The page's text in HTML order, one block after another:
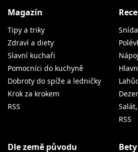
Magazín
Tipy a triky
Zdraví a diety
Slavní kuchaři
Pomocníci do kuchyně
Dobroty do spíže a ledničky
Krok za krokem
RSS
RSS
Dle země původu Bety